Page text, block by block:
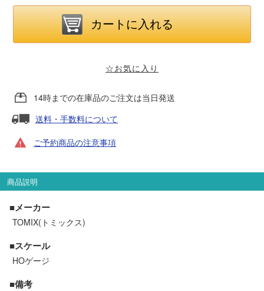
トラムウェイ
TTC
セール品・キャンペーン
セール商品
☆お気に入り
14時までの在庫品のご注文は当日発送
送料・手数料について
ご予約商品の注意事項
商品説明
■メーカー
TOMIX(トミックス)
■スケール
HOゲージ
■備考